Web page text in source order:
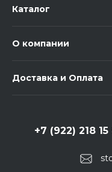
Каталог
О компании
Доставка и Оплата
+7 (922) 218 15